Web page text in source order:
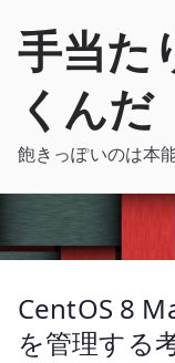
手当た
くんだ
飽きっぽいのは本
CentOS 8
を管理する